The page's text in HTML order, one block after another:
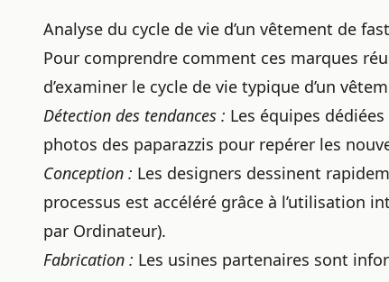
Analyse du cycle de vie d’un vêtement de
Pour comprendre comment ces marques
d’examiner le cycle de vie typique d’un
Détection des tendances : Les équipes
photos des paparazzis pour repérer les
Conception : Les designers dessinent
processus est accéléré grâce à l’utilisation
par Ordinateur).
Fabrication : Les usines partenaires sont